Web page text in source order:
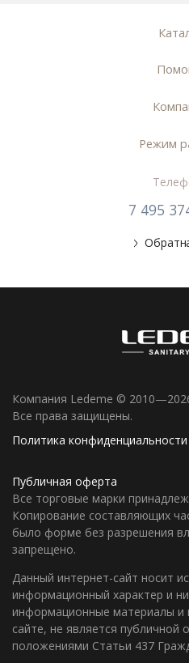
Режим
7 495
Компания Ledeme ©
Все права защищены.
Политика конфиденциальности
Публичная оферта
Все торговые марки
Копирование составляющих
было форме без разрешения
запрещено.
Данный интернет-сайт носит
информационный характер и
информационные материалы
сайте, не является
положениями Статьи 437